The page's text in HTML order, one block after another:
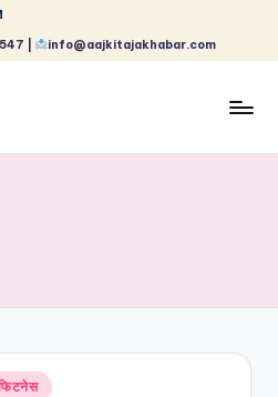
| info@aajkitajakhabar.com